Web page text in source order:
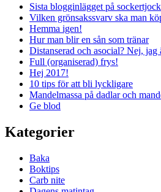
Sista blogginlägget på
Vilken grönsakssvarv ska man
Hemma igen!
Hur man blir en sån som tränar
Distanserad och asocial? Nej, jag
Full (organiserad) frys!
Hej 2017!
10 tips för att bli lyckligare
Mandelmassa på dadlar och
Ge blod
Kategorier
Baka
Boktips
Carb nite